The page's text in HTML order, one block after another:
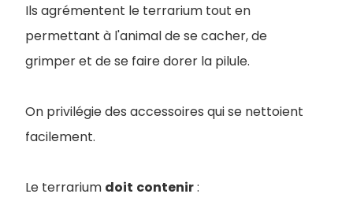
Ils agrémentent le terrarium tout en
permettant à l'animal de se cacher, de
grimper et de se faire dorer la pilule.
On privilégie des accessoires qui se nettoient
facilement.
Le terrarium doit contenir: